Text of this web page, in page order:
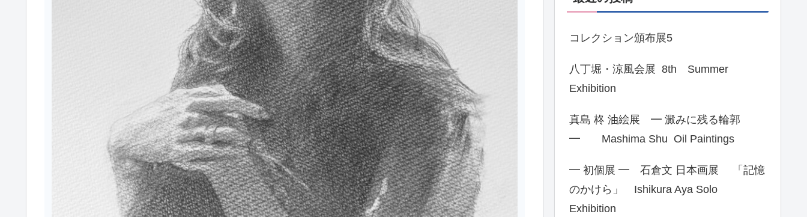
コレクション頒布展5
八丁堀・涼風会展 8th Summer
Exhibition
真島 柊 油絵展 ━ 澱みに残る輪郭
━ Mashima Shu Oil Paintings
━ 初個展 ━ 石倉文 日本画展 「記憶
のかけら」 Ishikura Aya Solo
Exhibition